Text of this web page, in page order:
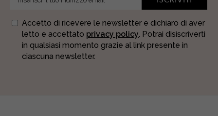
Accetto di ricevere le newsletter e dichiaro di aver
letto e accettato privacy policy. Potrai disiscriverti
in qualsiasi momento grazie al link presente in
ciascuna newsletter.